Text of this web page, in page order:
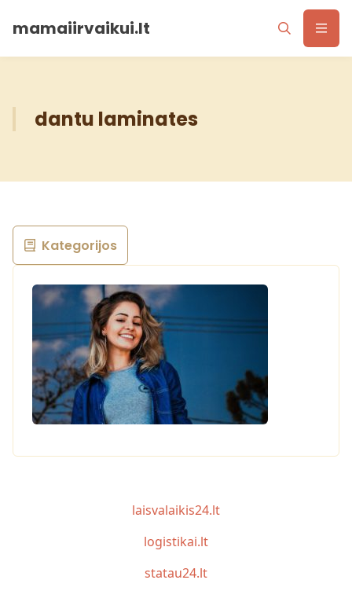
mamaiirvaikui.lt
dantu laminates
Kategorijos
laisvalaikis24.lt
logistikai.lt
statau24.lt